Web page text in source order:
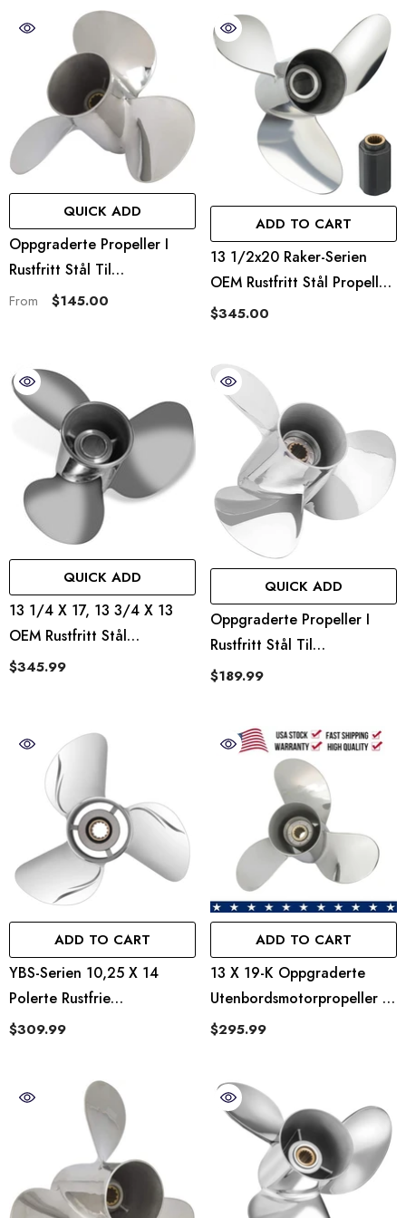
QUICK ADD
Oppgraderte Propeller I
Rustfritt Stål Til
Utenbordsmotorer, Passer
From $145.00
ADD TO CART
13 1/2x20 Raker-Serien
OEM Rustfritt Stål Propell
Passer Til Yamaha
$345.00
QUICK ADD
13 1/4 X 17, 13 3/4 X 13
OEM Rustfritt Stål
Utenbordspropell Passer Til
$345.99
QUICK ADD
Oppgraderte Propeller I
Rustfritt Stål Til
Påhengsmotorer, Passer Til
$189.99
ADD TO CART
YBS-Serien 10,25 X 14
Polerte Rustfrie
Utenbordsmotorpropeller
$309.99
ADD TO CART
13 X 19-K Oppgraderte
Utenbordsmotorpropeller I
Rustfritt Stål Passer Til
$295.99